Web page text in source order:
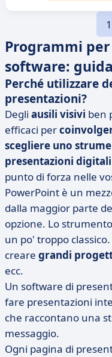
1
Programmi
software:
Perché utilizzare
presentazioni?
Degli ausili visivi ben
efficaci per
scegliere uno
presentazioni digitali
punto di forza nelle
PowerPoint è un
dalla maggior parte
opzione. Lo
un po' troppo
creare grandi
ecc.
Un software di
fare presentazioni
che raccontano una
messaggio.
Ogni pagina di